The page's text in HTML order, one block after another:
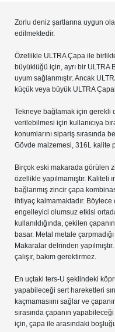
Zorlu deniz şartlarına uygun
edilmektedir.
Özellikle ULTRA Çapa ile
büyüklüğü için, ayrı bir ULTRA
uyum sağlanmıştır. Ancak
küçük veya büyük ULTRA
Tekneye bağlamak için gerekli
verilebilmesi için kullanıcıya
konumlarını sipariş
Gövde malzemesi, 316L kalite
Birçok eski makarada görülen
özellikle yapılmamıştır. Kaliteli
bağlanmış zincir çapa
ihtiyaç kalmamaktadır.
engelleyici olumsuz etkisi
kullanıldığında, çekilen
basar. Metal metale
Makaralar delrinden
çalışır, bakım gerektirmez.
En uçtaki ters-U şeklindeki
yapabileceği sert hareketleri
kaçmamasıını sağlar ve
sırasında çapanın
için, çapa ile arasındaki